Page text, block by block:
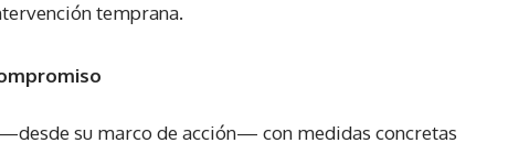
temprana.
su marco de acción— con medidas concretas